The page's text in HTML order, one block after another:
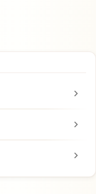
chevron_right
chevron_right
chevron_right